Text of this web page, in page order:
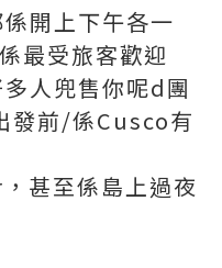
開上下午各一
最受旅客歡迎
人兜售你呢d團
發前/係Cusco有
甚至係島上過夜